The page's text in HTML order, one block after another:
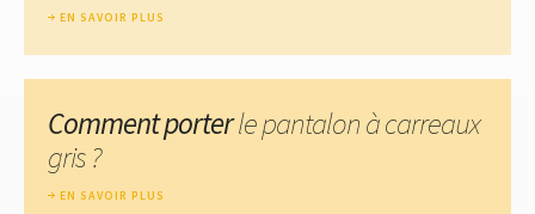
EN SAVOIR PLUS
Comment porterle pantalon à carreaux
gris ?
EN SAVOIR PLUS